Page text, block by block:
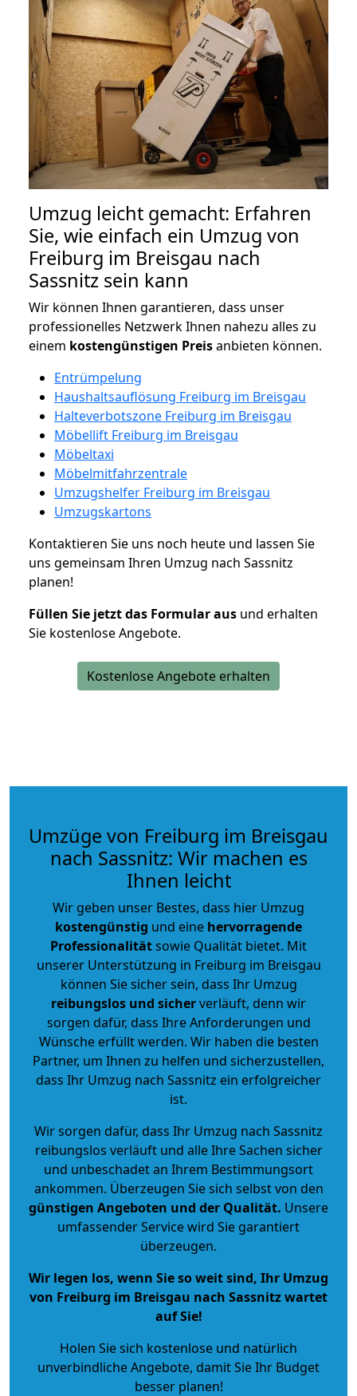
Umzug leicht gemacht: Erfahren
Sie, wie einfach ein Umzug von
Freiburg im Breisgau nach
Sassnitz sein kann
Wir können Ihnen garantieren, dass unser
professionelles Netzwerk Ihnen nahezu alles zu
einem kostengünstigen Preisanbieten können.
Entrümpelung
Haushaltsauflösung Freiburg im Breisgau
Halteverbotszone Freiburg im Breisgau
Möbellift Freiburg im Breisgau
Möbeltaxi
Möbelmitfahrzentrale
Umzugshelfer Freiburg im Breisgau
Umzugskartons
Kontaktieren Sie uns noch heute und lassen Sie
uns gemeinsam Ihren Umzug nach Sassnitz
planen!
Füllen Sie jetzt das Formular aus und erhalten
Sie kostenlose Angebote.
Kostenlose Angebote erhalten
Umzüge von Freiburg im Breisgau
nach Sassnitz: Wir machen es
Ihnen leicht
Wir geben unser Bestes, dass hier Umzug
kostengünstig und eine hervorragende
Professionalitätsowie Qualität bietet. Mit
unserer Unterstützung in Freiburg im Breisgau
können Sie sicher sein, dass Ihr Umzug
reibungslos und sicherverläuft, denn wir
sorgen dafür, dass Ihre Anforderungen und
Wünsche erfüllt werden. Wir haben die besten
Partner, um Ihnen zu helfen und sicherzustellen,
dass Ihr Umzug nach Sassnitz ein erfolgreicher
ist.
Wir sorgen dafür, dass Ihr Umzug nach Sassnitz
reibungslos verläuft und alle Ihre Sachen sicher
und unbeschadet an Ihrem Bestimmungsort
ankommen. Überzeugen Sie sich selbst von den
günstigen Angeboten und der Qualität. Unsere
umfassender Service wird Sie garantiert
überzeugen.
Wir legen los, wenn Sie so weit sind, Ihr Umzug
von Freiburg im Breisgau nach Sassnitz wartet
auf Sie!
Holen Sie sich kostenlose und natürlich
unverbindliche Angebote, damit Sie Ihr Budget
besser planen!